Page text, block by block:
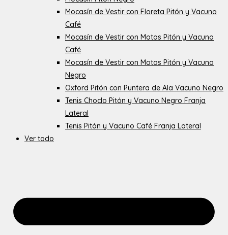
Mocasín de Vestir con Floreta Pitón y Vacuno
Café
Mocasín de Vestir con Motas Pitón y Vacuno
Café
Mocasín de Vestir con Motas Pitón y Vacuno
Negro
Oxford Pitón con Puntera de Ala Vacuno Negro
Tenis Choclo Pitón y Vacuno Negro Franja
Lateral
Tenis Pitón y Vacuno Café Franja Lateral
Ver todo